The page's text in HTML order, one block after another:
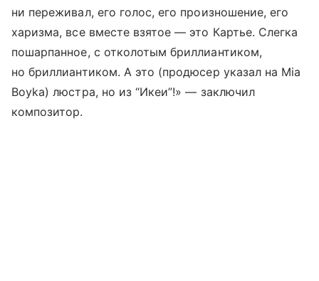
ни переживал, его голос, его произношение, его
харизма, все вместе взятое — это Картье. Слегка
пошарпанное, с отколотым бриллиантиком,
но бриллиантиком. А это (продюсер указал на Mia
Boyka) люстра, но из “Икеи”!» — заключил
композитор.